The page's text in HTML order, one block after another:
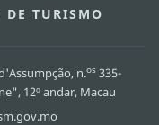
DE TURISMO
n.os335-
12º andar, Macau